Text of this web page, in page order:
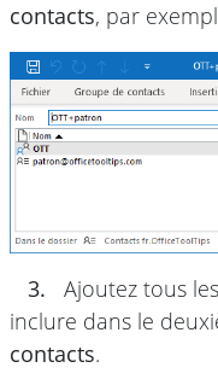
contacts, par
3.
Ajoutez tous
inclure dans le
contacts.